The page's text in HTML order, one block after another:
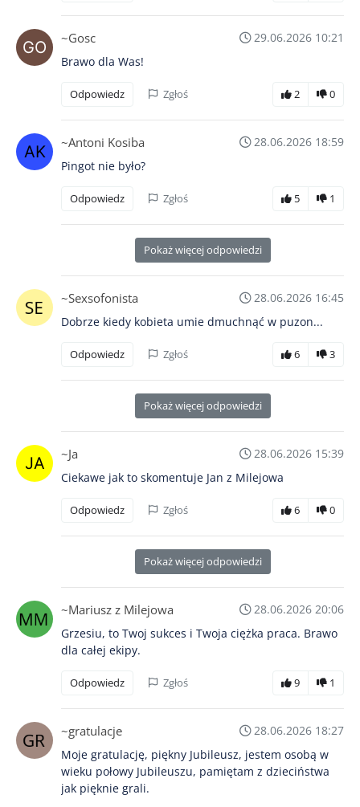
~Gosc
29.06.2026 10:21
Brawo dla Was!
Odpowiedz Zgłoś 2 0
~Antoni Kosiba
28.06.2026 18:59
Pingot nie było?
Odpowiedz Zgłoś 5 1
Pokaż więcej odpowiedzi
~Sexsofonista
28.06.2026 16:45
Dobrze kiedy kobieta umie dmuchnąć w puzon...
Odpowiedz Zgłoś 6 3
Pokaż więcej odpowiedzi
~Ja
28.06.2026 15:39
Ciekawe jak to skomentuje Jan z Milejowa
Odpowiedz Zgłoś 6 0
Pokaż więcej odpowiedzi
~Mariusz z Milejowa
28.06.2026 20:06
Grzesiu, to Twoj sukces i Twoja ciężka praca. Brawo
dla całej ekipy.
Odpowiedz Zgłoś 9 1
~gratulacje
28.06.2026 18:27
Moje gratulację, piękny Jubileusz, jestem osobą w
wieku połowy Jubileuszu, pamiętam z dzieciństwa
jak pięknie grali.